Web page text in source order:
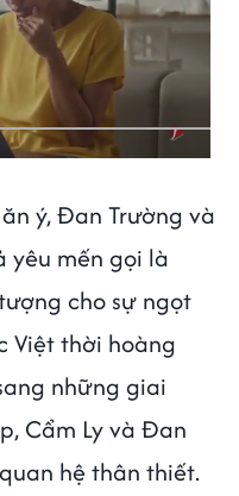
ý, Đan Trường và
yêu mến gọi là
cho sự ngọt
Việt thời hoàng
những giai
Cẩm Ly và Đan
hệ thân thiết.